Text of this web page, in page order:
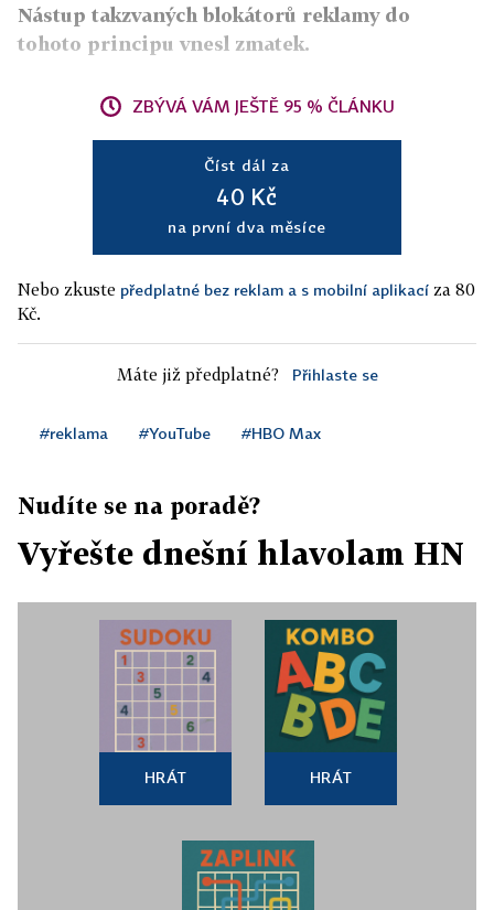
Nástup takzvaných blokátorů reklamy do
tohoto principu vnesl zmatek.
ZBÝVÁ VÁM JEŠTĚ 95 % ČLÁNKU
Číst dál za
40 Kč
na první dva měsíce
Nebo zkuste předplatné bez reklam a s mobilní aplikací za 80
Kč.
Máte již předplatné? Přihlaste se
#reklama #YouTube #HBO Max
Nudíte se na poradě?
Vyřešte dnešní hlavolam HN
HRÁT HRÁT